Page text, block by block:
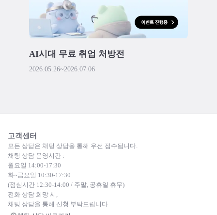
AI시대 무료 취업 처방전
2026.05.26~2026.07.06
고객센터
모든 상담은 채팅 상담을 통해 우선 접수됩니다.
채팅 상담 운영시간 :
월요일 14:00-17:30
화~금요일 10:30-17:30
(점심시간 12:30-14:00 / 주말, 공휴일 휴무)
전화 상담 희망 시,
채팅 상담을 통해 신청 부탁드립니다.